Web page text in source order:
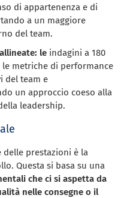
di appartenenza e di
a un maggiore
del team.
le indagini a 180
metriche di performance
del team e
un approccio coeso alla
leadership.
prestazioni è la
Questa si basa su una
che ci si aspetta da
nelle consegne o il